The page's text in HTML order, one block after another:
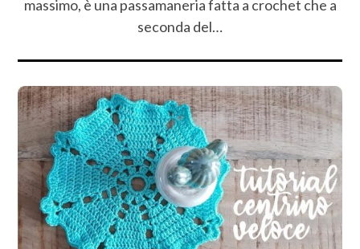
massimo, è una passamaneria fatta a crochet che a
seconda del…